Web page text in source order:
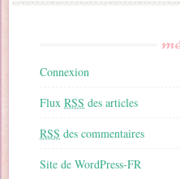
Connexion
FluxRSS des articles
RSS des commentaires
Site de WordPress-FR